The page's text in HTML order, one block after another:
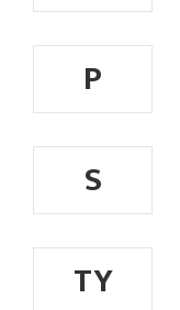
P
S
TY